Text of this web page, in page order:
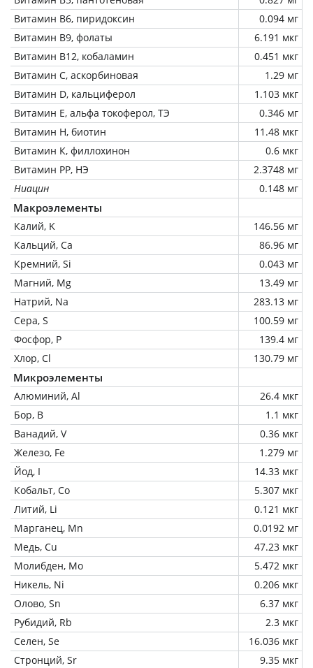
Витамин В6, пиридоксин
0.094 мг
Витамин В9, фолаты
6.191 мкг
Витамин В12, кобаламин
0.451 мкг
Витамин C, аскорбиновая
1.29 мг
Витамин D, кальциферол
1.103 мкг
Витамин Е, альфа токоферол, ТЭ
0.346 мг
Витамин Н, биотин
11.48 мкг
Витамин К, филлохинон
0.6 мкг
Витамин РР, НЭ
2.3748 мг
Ниацин
0.148 мг
Макроэлементы
Калий, K
146.56 мг
Кальций, Ca
86.96 мг
Кремний, Si
0.043 мг
Магний, Mg
13.49 мг
Натрий, Na
283.13 мг
Сера, S
100.59 мг
Фосфор, P
139.4 мг
Хлор, Cl
130.79 мг
Микроэлементы
Алюминий, Al
26.4 мкг
Бор, B
1.1 мкг
Ванадий, V
0.36 мкг
Железо, Fe
1.279 мг
Йод, I
14.33 мкг
Кобальт, Co
5.307 мкг
Литий, Li
0.121 мкг
Марганец, Mn
0.0192 мг
Медь, Cu
47.23 мкг
Молибден, Mo
5.472 мкг
Никель, Ni
0.206 мкг
Олово, Sn
6.37 мкг
Рубидий, Rb
2.3 мкг
Селен, Se
16.036 мкг
Стронций, Sr
9.35 мкг